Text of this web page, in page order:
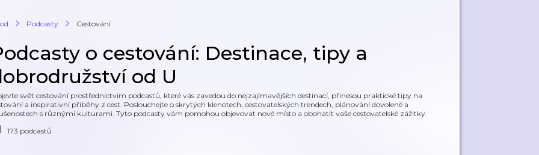
Podcasty Cestování
o cestování: Destinace, tipy a
od U
svět cestování prostřednictvím podcastů, které vás zavedou do nejzajímavějších destinací, přinesou praktické tipy na
a inspirativní příběhy z cest. Poslouchejte o skrytých klenotech, cestovatelských trendech, plánování dovolené a
s různými kulturami. Tyto podcasty vám pomohou objevovat nové místo a obohatit vaše cestovatelské zážitky.
173 podcastů